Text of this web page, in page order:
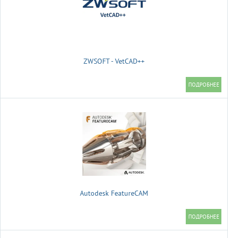
ZWSOFT - VetCAD++
Autodesk FeatureCAM